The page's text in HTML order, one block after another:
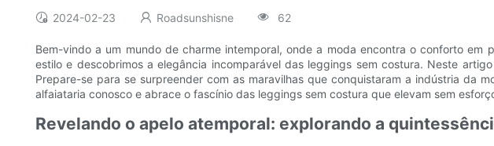
2024-02-23 Roadsunshisne 62
Bem-vindo a um mundo de charme intemporal, onde a moda encontra o conforto
estilo e descobrimos a elegância incomparável das leggings sem costura. Neste
Prepare-se para se surpreender com as maravilhas que conquistaram a indústria da
alfaiataria conosco e abrace o fascínio das leggings sem costura que elevam sem
Revelando o apelo atemporal: explorando a